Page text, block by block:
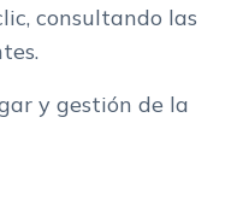
consultando las
y gestión de la